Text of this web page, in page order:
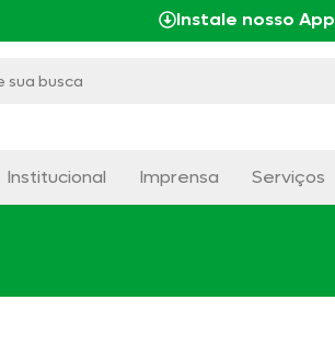
Instale nosso App
Institucional Imprensa Serviços